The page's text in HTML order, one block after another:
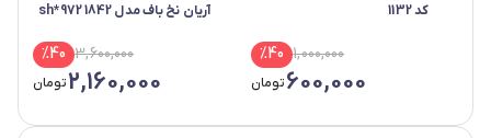
کد 1132
1,000,000
%40
600,000تومان
آریان نخ باف مدل 1842 sh*972
3,600,000
%40
2,160,000تومان